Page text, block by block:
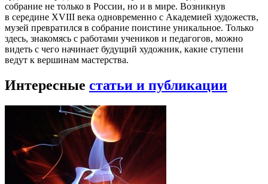
собрание не только в России, но и в мире. Возникнув
в середине XVIII века одновременно с Академией художеств,
музей превратился в собрание поистине уникальное. Только
здесь, знакомясь с работами учеников и педагогов, можно
видеть с чего начинает будущий художник, какие ступени
ведут к вершинам мастерства.
Интересные статьи и публикации